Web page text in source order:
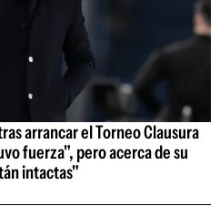
arrancar el Torneo Clausura
fuerza", pero acerca de su
intactas"